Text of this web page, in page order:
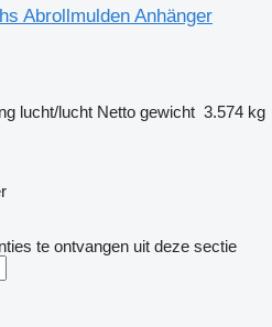
Abrollmulden Anhänger
lucht/lucht Netto gewicht 3.574 kg
te ontvangen uit deze sectie